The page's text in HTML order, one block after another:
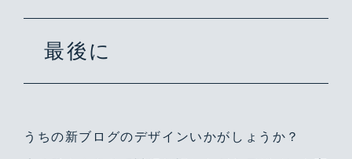
最後に
うちの新ブログのデザインいかがしょうか？